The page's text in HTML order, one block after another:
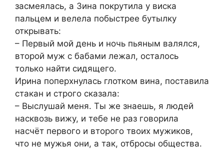
засмеялась, а Зина покрутила у виска
пальцем и велела побыстрее бутылку
открывать:
– Первый мой день и ночь пьяным валялся,
второй муж с бабами лежал, осталось
только найти сидящего.
Ирина поперхнулась глотком вина, поставила
стакан и строго сказала:
– Выслушай меня. Ты же знаешь, я людей
насквозь вижу, и тебе не раз говорила
насчёт первого и второго твоих мужиков,
что не мужья они, а так, отбросы общества.